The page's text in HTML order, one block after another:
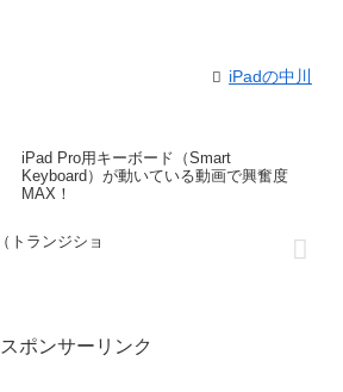
iPadの中川
iPad Pro用キーボード（Smart
Keyboard）が動いている動画で興奮度
MAX！
トランジショ
スポンサーリンク